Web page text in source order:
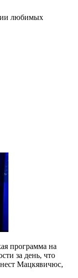
любимых
программа на
за день, что
Мацкявичюс,